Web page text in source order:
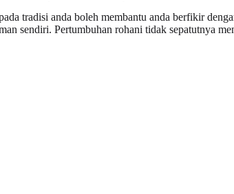
tradisi anda boleh membantu anda berfikir
sendiri. Pertumbuhan rohani tidak sepatutnya